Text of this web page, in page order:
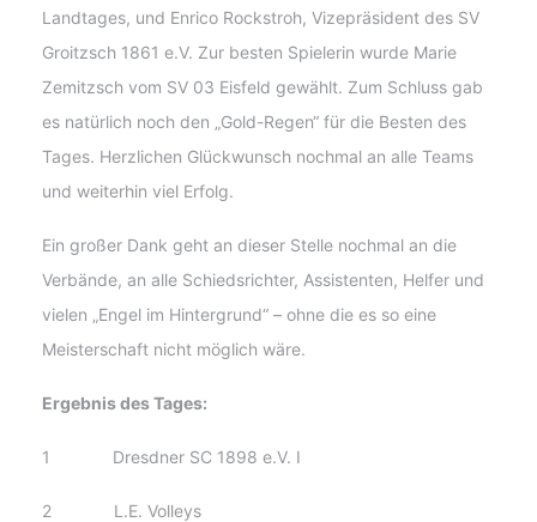
Landtages, und Enrico Rockstroh, Vizepräsident des SV
Groitzsch 1861 e.V. Zur besten Spielerin wurde Marie
Zemitzsch vom SV 03 Eisfeld gewählt. Zum Schluss gab
es natürlich noch den „Gold-Regen“ für die Besten des
Tages. Herzlichen Glückwunsch nochmal an alle Teams
und weiterhin viel Erfolg.
Ein großer Dank geht an dieser Stelle nochmal an die
Verbände, an alle Schiedsrichter, Assistenten, Helfer und
vielen „Engel im Hintergrund“ – ohne die es so eine
Meisterschaft nicht möglich wäre.
Ergebnis des Tages:
1 Dresdner SC 1898 e.V. I
2 L.E. Volleys